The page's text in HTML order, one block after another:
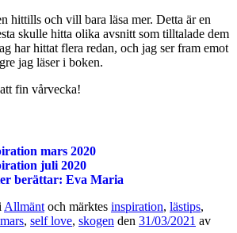
hittills och vill bara läsa mer. Detta är en
skulle hitta olika avsnitt som tilltalade dem
har hittat flera redan, och jag ser fram emot
jag läser i boken.
fin vårvecka!
mars 2020
juli 2020
berättar: Eva Maria
Allmänt och märktes inspiration, lästips,
mars, self love, skogen den 31/03/2021 av